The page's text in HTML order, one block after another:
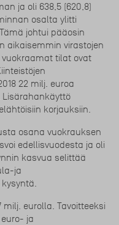
ja oli 638,5 (620,8)
osalta ylitti
johtui pääosin
aikaisemmin virastojen
tilat ovat
22 milj. euroa
Lisärahankäyttö
korjauksiin.
osana vuokrauksen
edellisvuodesta ja oli
kasvua selittää
ja
milj. eurolla. Tavoitteeksi
ja